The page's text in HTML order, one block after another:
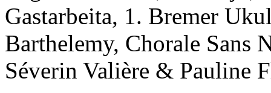
Gastarbeita, 1. Bremer
Barthelemy, Chorale Sans
Séverin Valière & Pauline